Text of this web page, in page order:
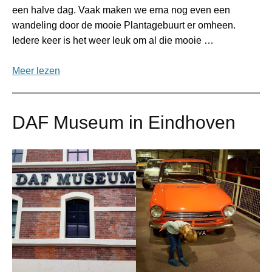
een halve dag. Vaak maken we erna nog even een
wandeling door de mooie Plantagebuurt er omheen.
Iedere keer is het weer leuk om al die mooie …
Meer lezen
DAF Museum in Eindhoven